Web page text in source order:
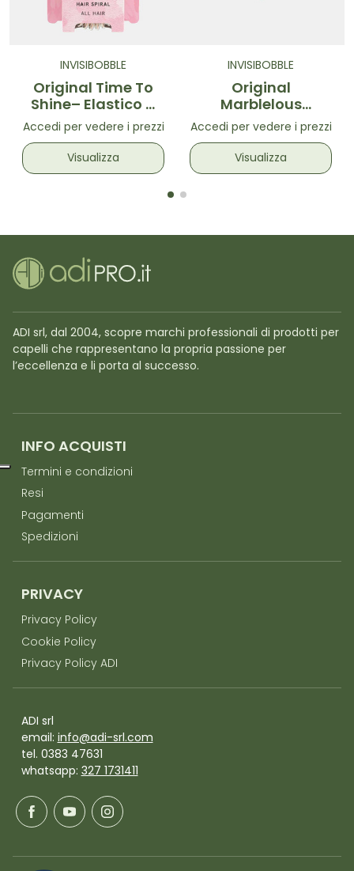
INVISIBOBBLE
Original Time To
Shine– Elastico a
spirale Bronzo
luminoso
Accedi per vedere i prezzi
Visualizza
INVISIBOBBLE
Original
Marblelous
Pinkerbell– Elastico
a spirale Rosa
Brillantinato
Accedi per vedere i prezzi
Visualizza
ADI srl, dal 2004, scopre marchi professionali di prodotti per
capelli che rappresentano la propria passione per
l’eccellenza e li porta al successo.
INFO ACQUISTI
Termini e condizioni
Resi
Pagamenti
Spedizioni
PRIVACY
Privacy Policy
Cookie Policy
Privacy Policy ADI
ADI srl
email: info@adi-srl.com
tel. 0383 47631
whatsapp: 327 1731411